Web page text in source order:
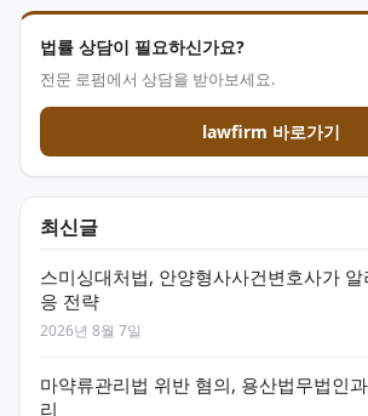
법률 상담이 필요하신가요?
전문 로펌에서 상담을 받아보세요.
lawfirm 바로가기
최신글
스미싱대처법, 안양형사사건변호사가
응 전략
2026년 8월 7일
마약류관리법 위반 혐의, 용산법무법인
리